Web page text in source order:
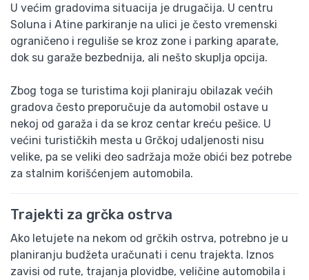
U većim gradovima situacija je drugačija. U centru
Soluna i Atine parkiranje na ulici je često vremenski
ograničeno i reguliše se kroz zone i parking aparate,
dok su garaže bezbednija, ali nešto skuplja opcija.
Zbog toga se turistima koji planiraju obilazak većih
gradova često preporučuje da automobil ostave u
nekoj od garaža i da se kroz centar kreću pešice. U
većini turističkih mesta u Grčkoj udaljenosti nisu
velike, pa se veliki deo sadržaja može obići bez potrebe
za stalnim korišćenjem automobila.
Trajekti za grčka ostrva
Ako letujete na nekom od grčkih ostrva, potrebno je u
planiranju budžeta uračunati i cenu trajekta. Iznos
zavisi od rute, trajanja plovidbe, veličine automobila i